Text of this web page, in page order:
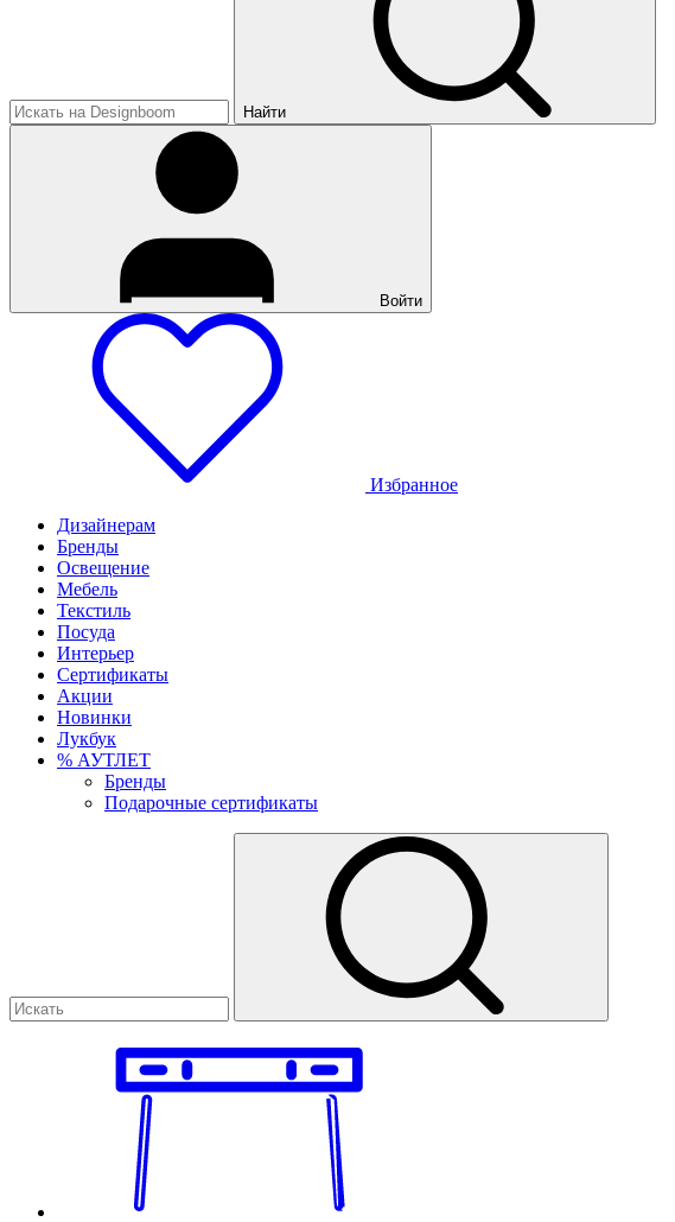
Найти
Войти
Избранное
Дизайнерам
Бренды
Освещение
Мебель
Текстиль
Посуда
Интерьер
Сертификаты
Акции
Новинки
Лукбук
% АУТЛЕТ
Бренды
Подарочные сертификаты